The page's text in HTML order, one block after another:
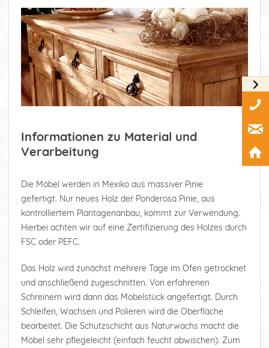
Informationen zu Material und
Verarbeitung
Die Möbel werden in Mexiko aus massiver Pinie
gefertigt. Nur neues Holz der Ponderosa Pinie, aus
kontrolliertem Plantagenanbau, kommt zur Verwendung.
Hierbei achten wir auf eine Zertifizierung des Holzes durch
FSC oder PEFC.
Das Holz wird zunächst mehrere Tage im Ofen getrocknet
und anschließend zugeschnitten. Von erfahrenen
Schreinern wird dann das Möbelstück angefertigt. Durch
Schleifen, Wachsen und Polieren wird die Oberfläche
bearbeitet. Die Schutzschicht aus Naturwachs macht die
Möbel sehr pflegeleicht (einfach feucht abwischen). Zum